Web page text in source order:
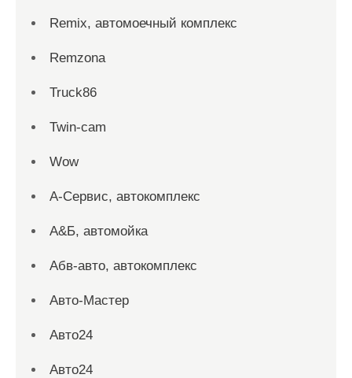
Remix, автомоечный комплекс
Remzona
Truck86
Twin-cam
Wow
А-Сервис, автокомплекс
А&Б, автомойка
Абв-авто, автокомплекс
Авто-Мастер
Авто24
Авто24